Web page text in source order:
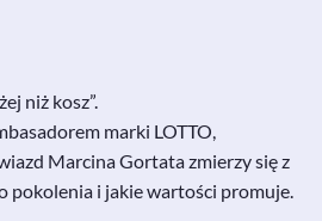
niż kosz”.
marki LOTTO,
Marcina Gortata zmierzy się z
pokolenia i jakie wartości promuje.